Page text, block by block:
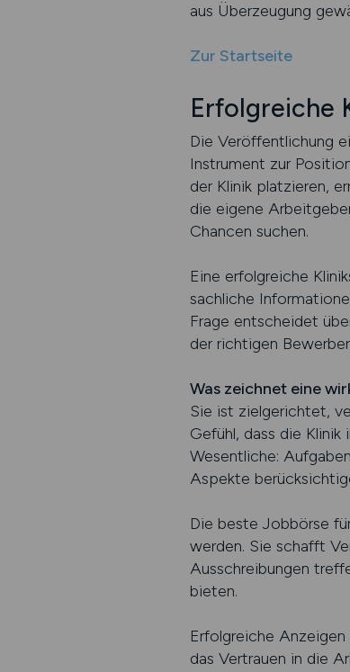
aus Überzeugung
Zur Startseite
Erfolgreiche
Die Veröffentlichung
Instrument zur
der Klinik platzieren,
die eigene
Chancen suchen.
Eine erfolgreiche
sachliche
Frage entscheidet
der richtigen
Was zeichnet eine
Sie ist zielgerichtet,
Gefühl, dass die
Wesentliche:
Aspekte
Die beste Jobbörse
werden. Sie schafft
Ausschreibungen
bieten.
Erfolgreiche
das Vertrauen in die